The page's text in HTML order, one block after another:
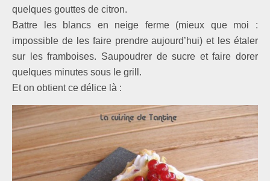
quelques gouttes de citron.
Battre les blancs en neige ferme (mieux que moi :
impossible de les faire prendre aujourd’hui) et les étaler
sur les framboises. Saupoudrer de sucre et faire dorer
quelques minutes sous le grill.
Et on obtient ce délice là :